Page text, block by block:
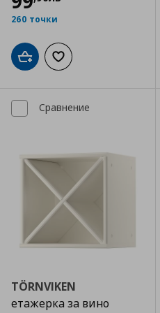
260 точки
Добави в кошницата
Добави към списъка
Сравнение
TÖRNVIKEN
етажерка за вино